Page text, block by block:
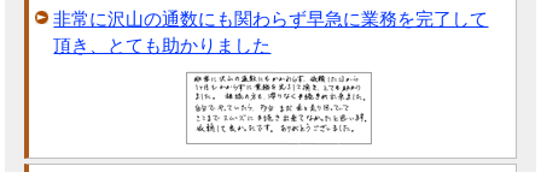
非常に沢山の通数にも関わらず早急に業務を完了して
頂き、とても助かりました